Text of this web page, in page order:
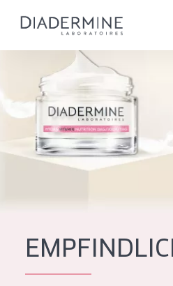
ALLE PRODUKTE
Alle produkte
Startseite
inhaltsstoffe
Kontakt